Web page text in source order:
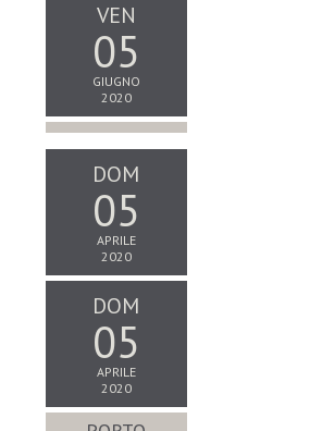
VEN
05
GIUGNO
2020
DOM
05
APRILE
2020
DOM
05
APRILE
2020